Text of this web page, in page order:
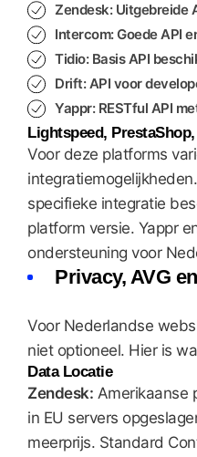
Zendesk:Uitgebreide
Intercom:Goede API
Tidio:Basis API
Drift:API voor
Yappr:RESTful API
Lightspeed,
Voor deze platforms
specifieke integratie
platform versie. Yappr
ondersteuning voor
Privacy, AVG
Voor Nederlandse
niet optioneel. Hier is
Data Locatie
Zendesk: Amerikaanse
in EU servers
meerprijs. Standard